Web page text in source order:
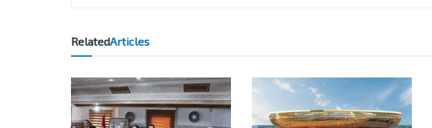
RelatedArticles